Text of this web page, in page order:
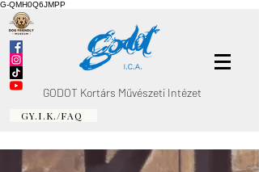
G-QMH0Q6JMPP
GODOT Kortárs Művészeti Intézet
GY.I.K./FAQ